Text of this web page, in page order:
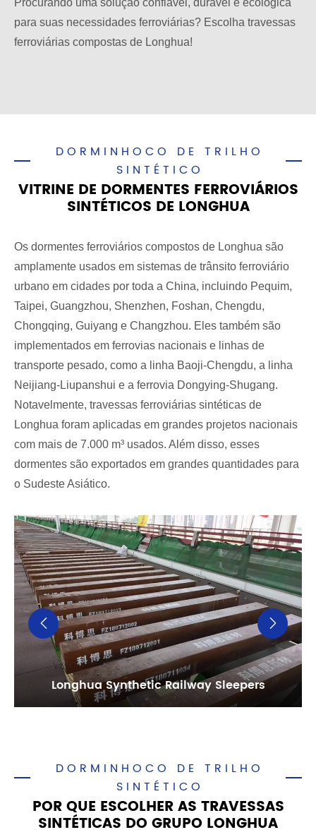
Procurando uma solução confiável, durável e ecológica
para suas necessidades ferroviárias? Escolha travessas
ferroviárias compostas de Longhua!
DORMINHOCO DE TRILHO
SINTÉTICO
VITRINE DE DORMENTES FERROVIÁRIOS
SINTÉTICOS DE LONGHUA
Os dormentes ferroviários compostos de Longhua são
amplamente usados em sistemas de trânsito ferroviário
urbano em cidades por toda a China, incluindo Pequim,
Taipei, Guangzhou, Shenzhen, Foshan, Chengdu,
Chongqing, Guiyang e Changzhou. Eles também são
implementados em ferrovias nacionais e linhas de
transporte pesado, como a linha Baoji-Chengdu, a linha
Neijiang-Liupanshui e a ferrovia Dongying-Shugang.
Notavelmente, travessas ferroviárias sintéticas de
Longhua foram aplicadas em grandes projetos nacionais
com mais de 7.000 m³ usados. Além disso, esses
dormentes são exportados em grandes quantidades para
o Sudeste Asiático.
Longhua Synthetic Railway Sleepers
 
DORMINHOCO DE TRILHO
SINTÉTICO
POR QUE ESCOLHER AS TRAVESSAS
SINTÉTICAS DO GRUPO LONGHUA